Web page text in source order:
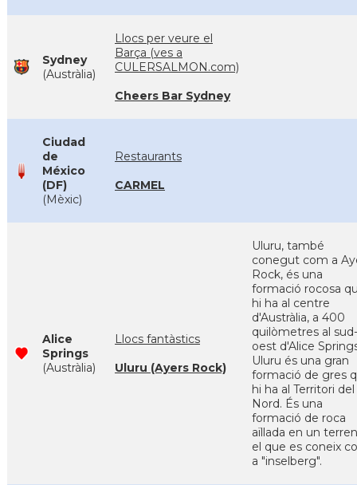
Sydney
(Austràlia)
Llocs per veure el
Barça (ves a
CULERSALMON.com)
Cheers Bar Sydney
Ciudad
de
México
(DF)
(Mèxic)
Restaurants
CARMEL
Alice
Springs
(Austràlia)
Llocs fantàstics
Uluru (Ayers Rock)
Uluru, també
conegut com a
Rock, és una
formació rocosa
hi ha al centre
d'Austràlia, a 400
quilòmetres al sud-
oest d'Alice
Uluru és una gran
formació de gres
hi ha al Territori del
Nord. És una
formació de roca
aïllada en un
el que es coneix
a "inselberg".